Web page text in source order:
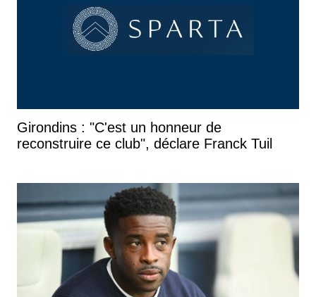
Girondins : "C'est un honneur de
reconstruire ce club", déclare Franck Tuil